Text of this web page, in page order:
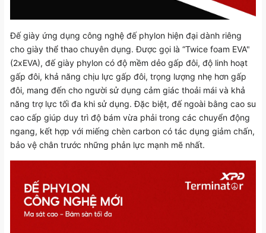
Đế giày ứng dụng công nghệ đế phylon hiện đại dành riêng
cho giày thể thao chuyên dụng. Được gọi là “Twice foam EVA"
(2xEVA), đế giày phylon có độ mềm dẻo gấp đôi, độ linh hoạt
gấp đôi, khả năng chịu lực gấp đôi, trọng lượng nhẹ hơn gấp
đôi, mang đến cho người sử dụng cảm giác thoải mái và khả
năng trợ lực tối đa khi sử dụng. Đặc biệt, đế ngoài bằng cao su
cao cấp giúp duy trì độ bám vừa phải trong các chuyển động
ngang, kết hợp với miếng chèn carbon có tác dụng giảm chấn,
bảo vệ chân trước những phản lực mạnh mẽ nhất.